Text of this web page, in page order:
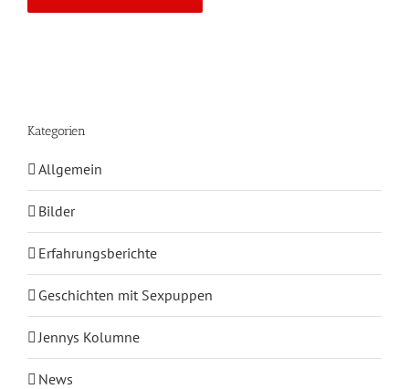
Kategorien
Allgemein
Bilder
Erfahrungsberichte
Geschichten mit Sexpuppen
Jennys Kolumne
News